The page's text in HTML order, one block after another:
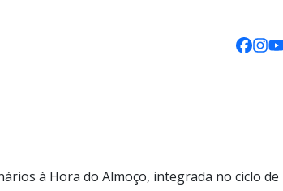
à Hora do Almoço, integrada no ciclo de